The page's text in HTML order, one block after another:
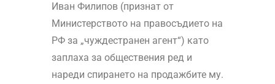
Иван Филипов (признат от
Министерството на правосъдието на
РФ за „чуждестранен агент“) като
заплаха за обществения ред и
нареди спирането на продажбите му.